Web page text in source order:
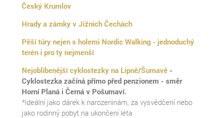
Český Krumlov
Hrady a zámky v Jižních Čechách
Pěší túry nejen s holemi Nordic Walking - jednoduchý
terén i pro ty nejmenší
Nejoblíbenější cyklostezky na Lipně/Šumavě -
Cyklostezka začíná přímo před penzionem - směr
Horní Planá i Černá v Pošumaví.
*Ideální jako dárek k narozeninám, za vysvědčení nebo
jako rodinný pobyt na ukončení léta